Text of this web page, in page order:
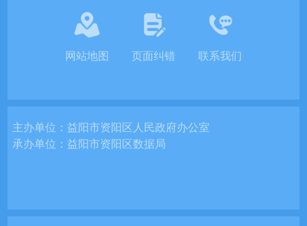
网站地图 页面纠错 联系我们
主办单位：益阳市资阳区人民政府办公室
承办单位：益阳市资阳区数据局